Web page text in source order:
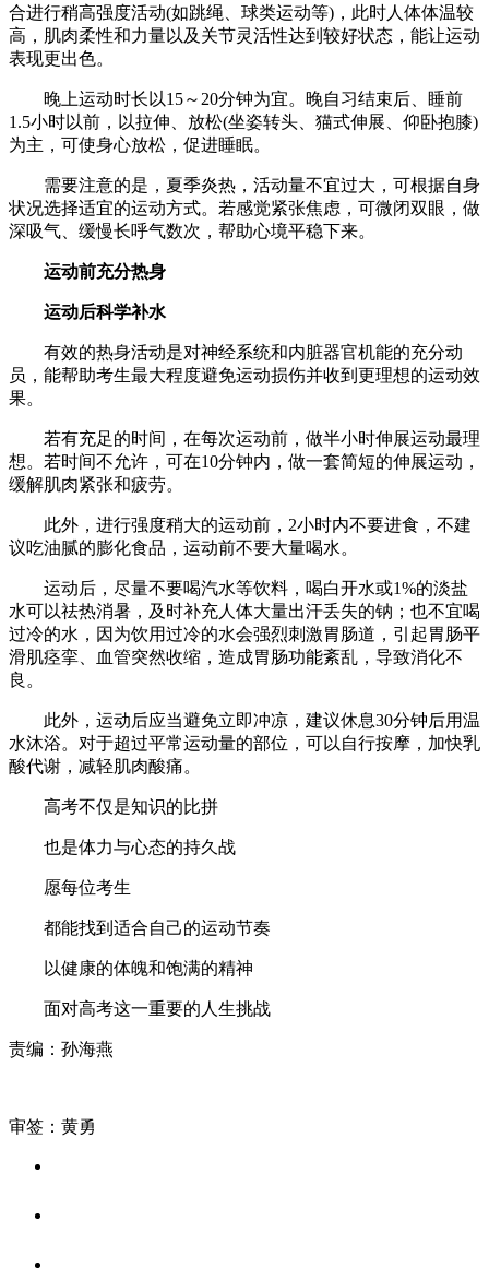
合进行稍高强度活动(如跳绳、球类运动等)，此时人体体温较
高，肌肉柔性和力量以及关节灵活性达到较好状态，能让运动
表现更出色。
晚上运动时长以15～20分钟为宜。晚自习结束后、睡前
1.5小时以前，以拉伸、放松(坐姿转头、猫式伸展、仰卧抱膝)
为主，可使身心放松，促进睡眠。
需要注意的是，夏季炎热，活动量不宜过大，可根据自身
状况选择适宜的运动方式。若感觉紧张焦虑，可微闭双眼，做
深吸气、缓慢长呼气数次，帮助心境平稳下来。
运动前充分热身
运动后科学补水
有效的热身活动是对神经系统和内脏器官机能的充分动
员，能帮助考生最大程度避免运动损伤并收到更理想的运动效
果。
若有充足的时间，在每次运动前，做半小时伸展运动最理
想。若时间不允许，可在10分钟内，做一套简短的伸展运动，
缓解肌肉紧张和疲劳。
此外，进行强度稍大的运动前，2小时内不要进食，不建
议吃油腻的膨化食品，运动前不要大量喝水。
运动后，尽量不要喝汽水等饮料，喝白开水或1%的淡盐
水可以祛热消暑，及时补充人体大量出汗丢失的钠；也不宜喝
过冷的水，因为饮用过冷的水会强烈刺激胃肠道，引起胃肠平
滑肌痉挛、血管突然收缩，造成胃肠功能紊乱，导致消化不
良。
此外，运动后应当避免立即冲凉，建议休息30分钟后用温
水沐浴。对于超过平常运动量的部位，可以自行按摩，加快乳
酸代谢，减轻肌肉酸痛。
高考不仅是知识的比拼
也是体力与心态的持久战
愿每位考生
都能找到适合自己的运动节奏
以健康的体魄和饱满的精神
面对高考这一重要的人生挑战
责编：孙海燕
审签：黄勇